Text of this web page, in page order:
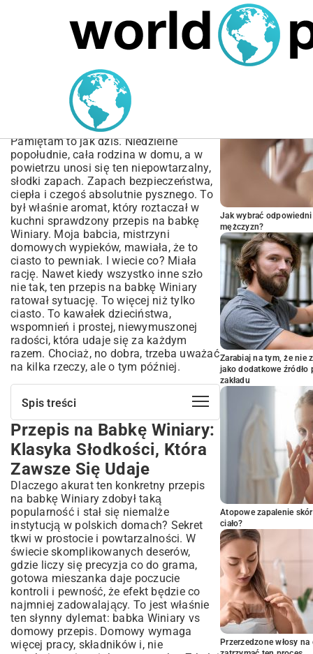
MARIUSZ ŁAMAGA 04.10.2025
Przepis na Babkę Winiary
– Sekrety Idealnie
Puszystego Ciasta
Pamiętam to jak dziś. Niedzielne
popołudnie, cała rodzina w domu, a w
powietrzu unosi się ten niepowtarzalny,
słodki zapach. Zapach bezpieczeństwa,
ciepła i czegoś absolutnie pysznego. To
był właśnie aromat, który roztaczał w
kuchni sprawdzony przepis na babkę
Winiary. Moja babcia, mistrzyni
domowych wypieków, mawiała, że to
ciasto to pewniak. I wiecie co? Miała
rację. Nawet kiedy wszystko inne szło
nie tak, ten przepis na babkę Winiary
ratował sytuację. To więcej niż tylko
ciasto. To kawałek dzieciństwa,
wspomnień i prostej, niewymuszonej
radości, która udaje się za każdym
razem. Chociaż, no dobra, trzeba uważać
na kilka rzeczy, ale o tym później.
Spis treści
Przepis na Babkę Winiary: Klasyka
Słodkości, Która Zawsze Się Udaje
Tradycyjny Przepis na Babkę Winiary
Krok po Kroku
Niezbędne Składniki na Idealną Babkę
Winiary
Jak Przygotować Ciasto: Sekrety Puszystej
Konsystencji
Pieczenie Babki Winiary: Czas,
Temperatura i Idealne Warunki
Wariacje na Temat Babki Winiary: Odkryj
Nowe Smaki
Babka Winiary Cytrynowa: Odświeżająca
Nuta w Klasyce
Czekoladowa Babka Winiary: Raj dla
Miłośników Słodyczy
Przepis na Babkę Winiary:
Klasyka Słodkości, Która
Zawsze Się Udaje
Dlaczego akurat ten konkretny przepis
na babkę Winiary zdobył taką
popularność i stał się niemalże
instytucją w polskich domach? Sekret
tkwi w prostocie i powtarzalności. W
świecie skomplikowanych deserów,
gdzie liczy się precyzja co do grama,
gotowa mieszanka daje poczucie
kontroli i pewność, że efekt będzie co
najmniej zadowalający. To jest właśnie
ten słynny dylemat: babka Winiary vs
domowy przepis. Domowy wymaga
więcej pracy, składników i, nie
Jak wybrać
mężczyzn?
Zarabiaj na tym, że nie
jako dodatkowe
zakładu
Atopowe zapalenie
ciało?
Przerzedzone włosy